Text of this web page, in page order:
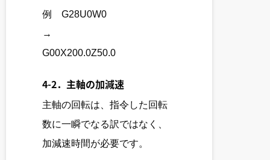
例 G28U0W0
→
G00X200.0Z50.0
4-2．主軸の加減速
主軸の回転は、指令した回転
数に一瞬でなる訳ではなく、
加減速時間が必要です。